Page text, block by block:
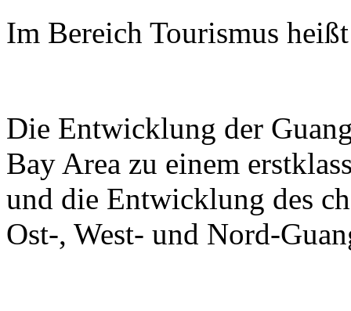
Im Bereich Tourismus
Die Entwicklung der
Bay Area zu einem
und die Entwicklung des
Ost-, West- und Nord-